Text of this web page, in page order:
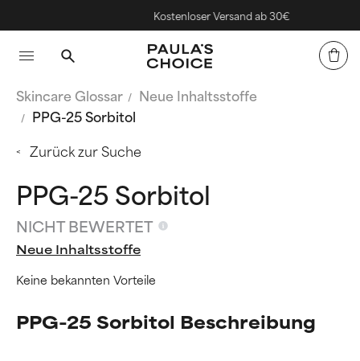
Kostenloser Versand ab 30€
Skincare Glossar
Neue Inhaltsstoffe
PPG-25 Sorbitol
Zurück zur Suche
PPG-25 Sorbitol
NICHT BEWERTET
Neue Inhaltsstoffe
Keine bekannten Vorteile
PPG-25 Sorbitol Beschreibung